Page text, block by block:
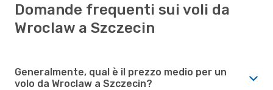
Domande frequenti sui voli da
Wroclaw a Szczecin
Generalmente, qual è il prezzo medio per un
volo da Wroclaw a Szczecin?